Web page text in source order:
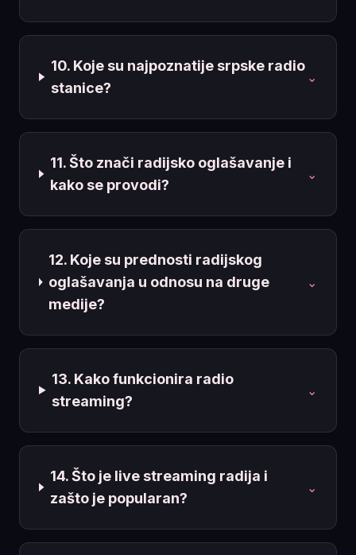
10. Koje su najpoznatije srpske radio
stanice?
⌄
11. Što znači radijsko oglašavanje i
kako se provodi?
⌄
12. Koje su prednosti radijskog
oglašavanja u odnosu na druge
medije?
⌄
13. Kako funkcionira radio
streaming?
⌄
14. Što je live streaming radija i
zašto je popularan?
⌄